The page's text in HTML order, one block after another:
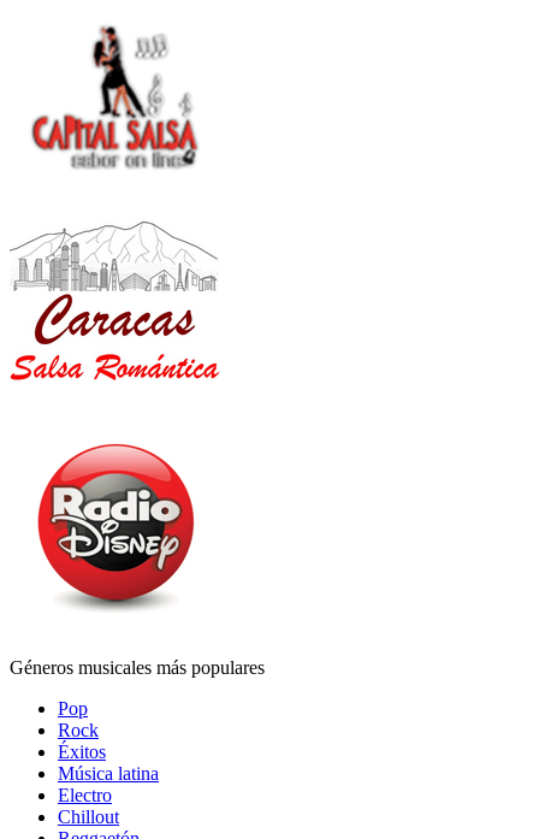
Géneros musicales más populares
Pop
Rock
Éxitos
Música latina
Electro
Chillout